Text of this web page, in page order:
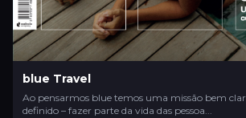
blue Travel
Ao pensarmos blue temos uma missão bem
definido – fazer parte da vida das pessoa...